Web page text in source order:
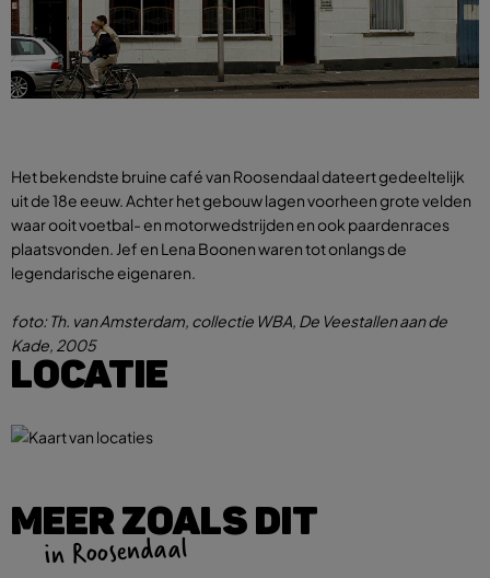
Het bekendste bruine café van Roosendaal dateert gedeeltelijk
uit de 18e eeuw. Achter het gebouw lagen voorheen grote velden
waar ooit voetbal- en motorwedstrijden en ook paardenraces
plaatsvonden. Jef en Lena Boonen waren tot onlangs de
legendarische eigenaren.
foto: Th. van Amsterdam, collectie WBA, De Veestallen aan de
Kade, 2005
LOCATIE
MEER ZOALS DIT
in Roosendaal